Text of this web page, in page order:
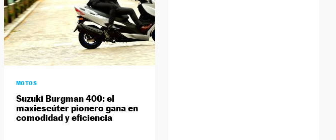
MOTOS
Suzuki Burgman 400: el
maxiescúter pionero gana en
comodidad y eficiencia